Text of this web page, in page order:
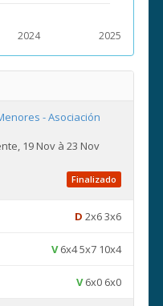
2024 2025
- Asociación
19 Nov à 23 Nov
Finalizado
D 2x6 3x6
V6x4 5x7 10x4
V6x0 6x0